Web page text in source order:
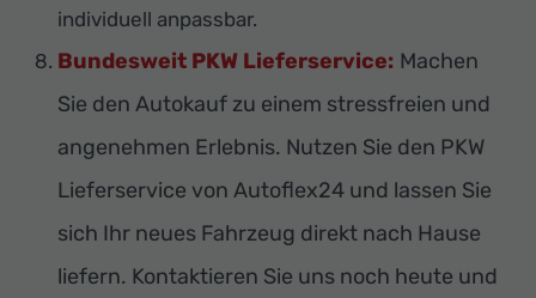
individuell anpassbar.
Bundesweit PKW Lieferservice: Machen
Sie den Autokauf zu einem stressfreien und
angenehmen Erlebnis. Nutzen Sie den PKW
Lieferservice von Autoflex24 und lassen Sie
sich Ihr neues Fahrzeug direkt nach Hause
liefern. Kontaktieren Sie uns noch heute und